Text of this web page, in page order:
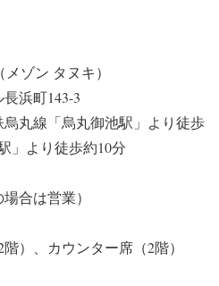
ゾン タヌキ）
浜町143-3
烏丸線「烏丸御池駅」より徒歩
」より徒歩約10分
合は営業）
）、カウンター席（2階）